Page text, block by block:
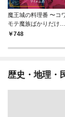
魔王城の料理番 〜コ
モテ魔族ばかりだけ
ど、ホワイトな職場で
748
歴史・地理・